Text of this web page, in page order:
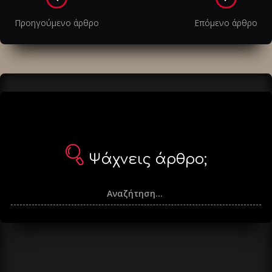
στα
άρθρα
Προηγούμενο άρθρο Επόμενο άρθρο
Ψάχνεις άρθρο;